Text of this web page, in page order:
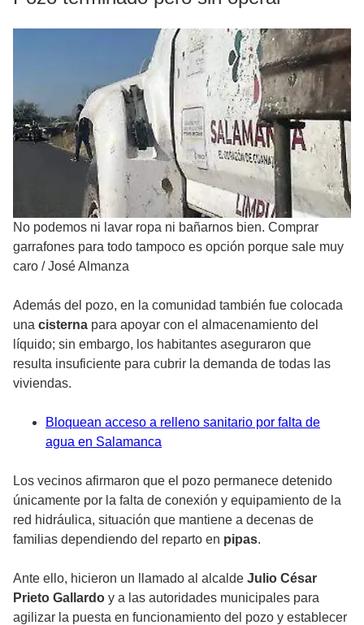
No podemos ni lavar ropa ni bañarnos bien. Comprar
garrafones para todo tampoco es opción porque sale muy
caro /José Almanza
Además del pozo, en la comunidad también fue colocada
una cisterna para apoyar con el almacenamiento del
líquido; sin embargo, los habitantes aseguraron que
resulta insuficiente para cubrir la demanda de todas las
viviendas.
Bloquean acceso a relleno sanitario por falta de
agua en Salamanca
Los vecinos afirmaron que el pozo permanece detenido
únicamente por la falta de conexión y equipamiento de la
red hidráulica, situación que mantiene a decenas de
familias dependiendo del reparto en pipas.
Ante ello, hicieron un llamado al alcalde Julio César
Prieto Gallardo y a las autoridades municipales para
agilizar la puesta en funcionamiento del pozo y establecer